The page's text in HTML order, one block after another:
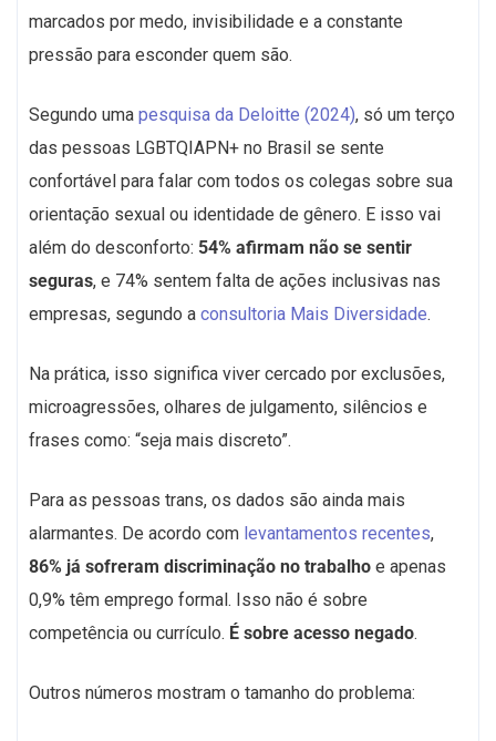
marcados por medo, invisibilidade e a constante
pressão para esconder quem são.
Segundo uma pesquisa da Deloitte (2024), só um terço
das pessoas LGBTQIAPN+ no Brasil se sente
confortável para falar com todos os colegas sobre sua
orientação sexual ou identidade de gênero. E isso vai
além do desconforto: 54% afirmam não se sentir
seguras, e 74% sentem falta de ações inclusivas nas
empresas, segundo a consultoria Mais Diversidade.
Na prática, isso significa viver cercado por exclusões,
microagressões, olhares de julgamento, silêncios e
frases como: “seja mais discreto”.
Para as pessoas trans, os dados são ainda mais
alarmantes. De acordo com levantamentos recentes,
86% já sofreram discriminação no trabalho e apenas
0,9% têm emprego formal. Isso não é sobre
competência ou currículo. É sobre acesso negado.
Outros números mostram o tamanho do problema: